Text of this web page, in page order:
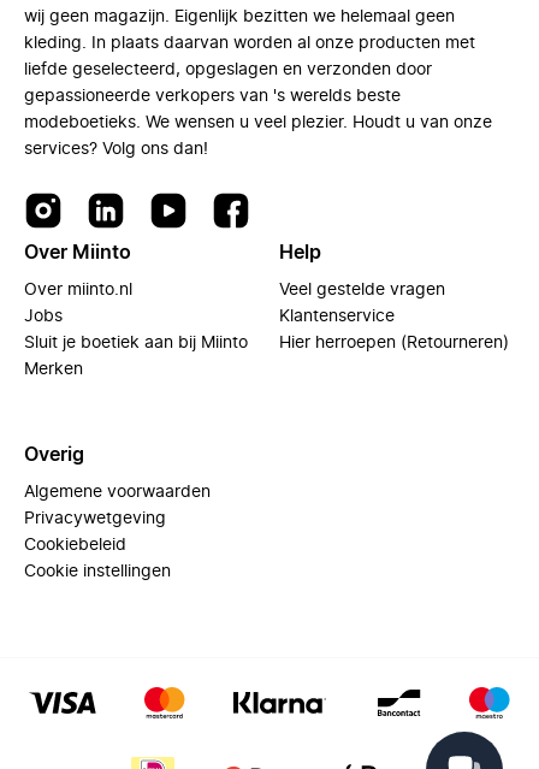
wij geen magazijn. Eigenlijk bezitten we helemaal geen
kleding. In plaats daarvan worden al onze producten met
liefde geselecteerd, opgeslagen en verzonden door
gepassioneerde verkopers van 's werelds beste
modeboetieks. We wensen u veel plezier. Houdt u van onze
services? Volg ons dan!
Over Miinto
Over miinto.nl
Jobs
Sluit je boetiek aan bij Miinto
Merken
Help
Veel gestelde vragen
Klantenservice
Hier herroepen (Retourneren)
Overig
Algemene voorwaarden
Privacywetgeving
Cookiebeleid
Cookie instellingen